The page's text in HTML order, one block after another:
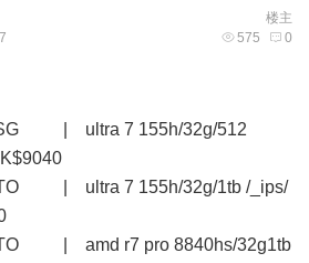
楼主
575 0
| ultra 7 155h/32g/512
| ultra 7 155h/32g/1tb /_ips/
| amd r7 pro 8840hs/32g1tb